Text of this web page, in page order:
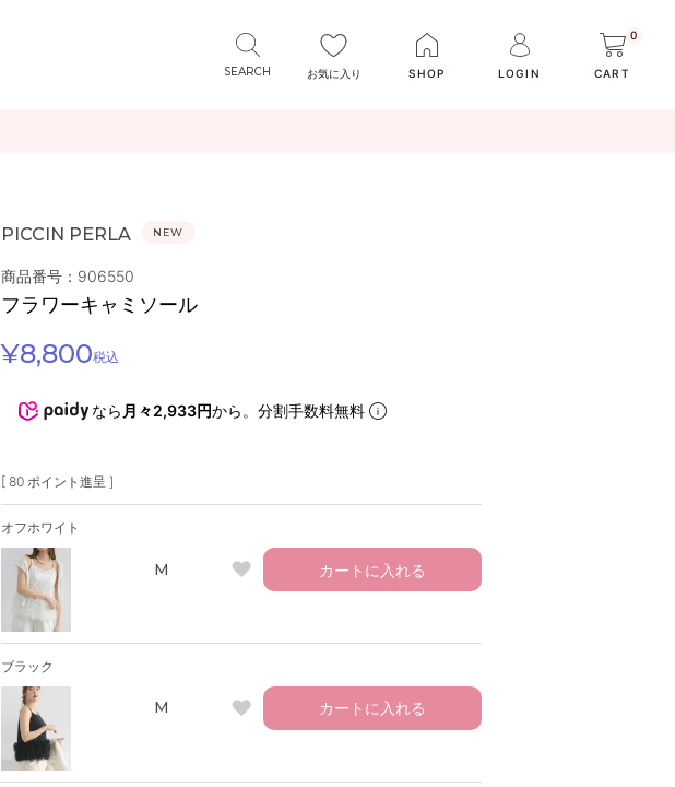
お気に入り SHOP LOGIN
0
CART
PICCIN PERLA NEW
商品番号：906550
フラワーキャミソール
¥8,800税込
なら 月々2,933円から。分割手数料無料
[ 80 ポイント進呈 ]
オフホワイト
M カートに入れる
ブラック
M カートに入れる